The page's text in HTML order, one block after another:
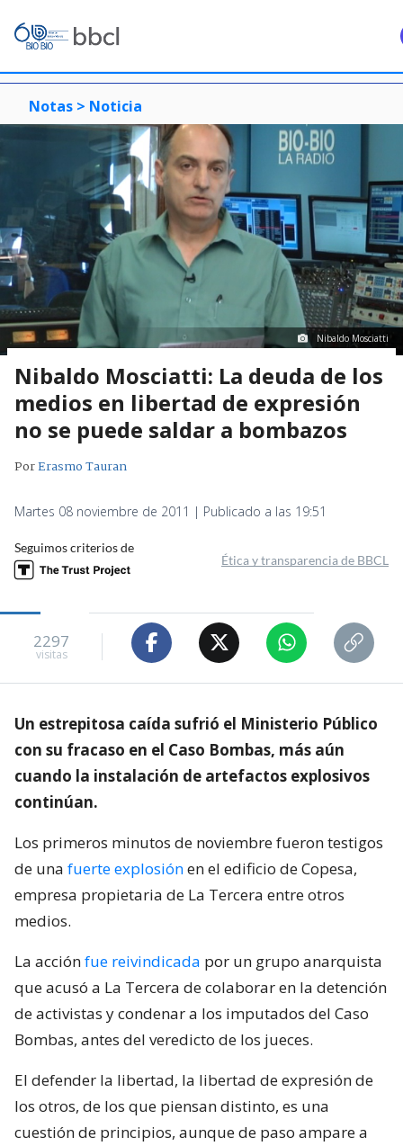
Notas > Noticia
Nibaldo Mosciatti
Nibaldo Mosciatti: La deuda de los
medios en libertad de expresión
no se puede saldar a bombazos
PorErasmo Tauran
Martes 08 noviembre de 2011 | Publicado a las 19:51
Seguimos criterios de
Ética y transparencia de BBCL
2297
visitas
Un estrepitosa caída sufrió el Ministerio Público
con su fracaso en el Caso Bombas, más aún
cuando la instalación de artefactos explosivos
continúan.
Los primeros minutos de noviembre fueron testigos
de una fuerte explosiónen el edificio de Copesa,
empresa propietaria de La Tercera entre otros
medios.
La acciónfue reivindicada por un grupo anarquista
que acusó a La Tercera de colaborar en la detención
de activistas y condenar a los imputados del Caso
Bombas, antes del veredicto de los jueces.
El defender la libertad, la libertad de expresión de
los otros, de los que piensan distinto, es una
cuestión de principios, aunque de paso ampare a